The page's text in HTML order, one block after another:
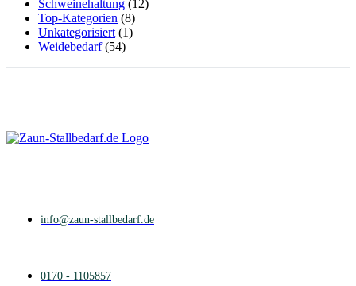
Schweinehaltung (12)
Top-Kategorien (8)
Unkategorisiert (1)
Weidebedarf (54)
info@zaun-stallbedarf.de
0170 - 1105857